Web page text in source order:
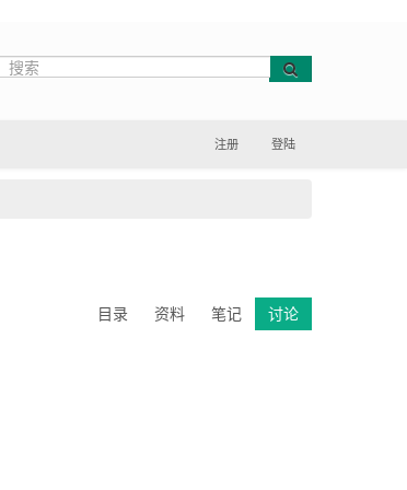
注册 登陆
讨论
笔记
资料
目录